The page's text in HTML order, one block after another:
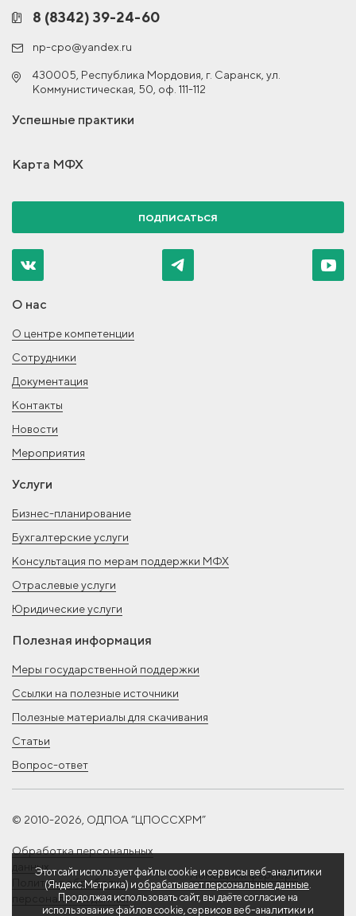
8 (8342) 39-24-60
np-cpo@yandex.ru
430005, Республика Мордовия, г. Саранск, ул.
Коммунистическая, 50, оф. 111-112
О нас
О центре компетенции
Сотрудники
Документация
Контакты
Новости
Мероприятия
Услуги
Бизнес-планирование
Бухгалтерские услуги
Консультация по мерам поддержки МФХ
Отраслевые услуги
Юридические услуги
Полезная информация
Меры государственной поддержки
Ссылки на полезные источники
Полезные материалы для скачивания
Статьи
Вопрос-ответ
Успешные практики
Карта МФХ
ПОДПИСАТЬСЯ
© 2010-2026, ОДПОА “ЦПОССХРМ”
Обработка персональных
данных
Политика обработки
персональных данных
Помощник фермера
Этот сайт использует файлы cookie и сервисы веб-аналитики
(Яндекс.Метрика) и обрабатывает персональные данные.
Продолжая использовать сайт, вы даёте согласие на
использование файлов cookie, сервисов веб-аналитики и